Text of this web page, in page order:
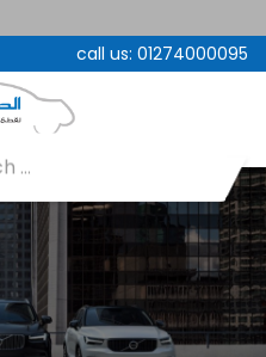
call us: 01274000095